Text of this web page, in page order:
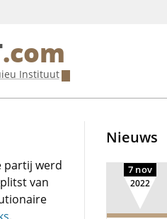
.com
Instituut
partij werd
van
Nieuws
7 nov
2022